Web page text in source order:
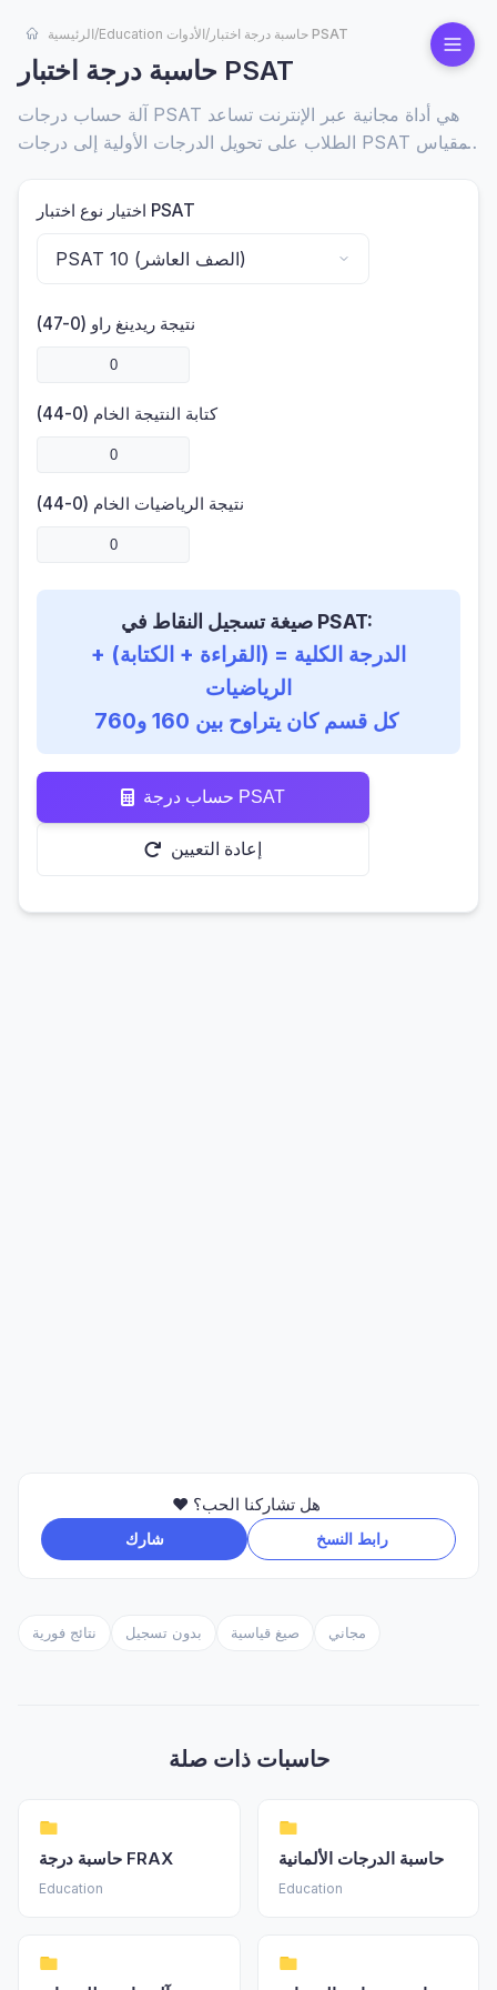
الرئيسية/ Education الأدوات/ حاسبة درجة اختبار PSAT
حاسبة درجة اختبار PSAT
آلة حساب درجات PSAT هي أداة مجانية عبر الإنترنت تساعد
الطلاب على تحويل الدرجات الأولية إلى درجات PSAT المقياس
اختيار نوع اختبار PSAT
كتابة النتيجة الخام (0-44)
صيغة تسجيل النقاط في PSAT:
الدرجة الكلية = (القراءة + الكتابة) +
الرياضيات
كل قسم كان يتراوح بين 160 و760
حساب درجة PSAT
إعادة التعيين
شارك رابط النسخ
نتائج فورية بدون تسجيل صيغ قياسية مجاني
حاسبات ذات صلة
حاسبة درجة FRAX
Education
حاسبة الدرجات الألمانية
Education